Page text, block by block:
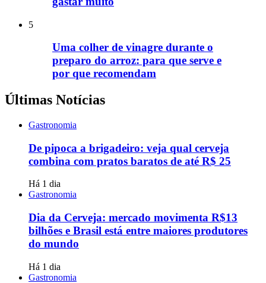
5
Uma colher de vinagre durante o
preparo do arroz: para que serve e
por que recomendam
Últimas Notícias
Gastronomia
De pipoca a brigadeiro: veja qual cerveja
combina com pratos baratos de até R$ 25
Há 1 dia
Gastronomia
Dia da Cerveja: mercado movimenta R$13
bilhões e Brasil está entre maiores produtores
do mundo
Há 1 dia
Gastronomia